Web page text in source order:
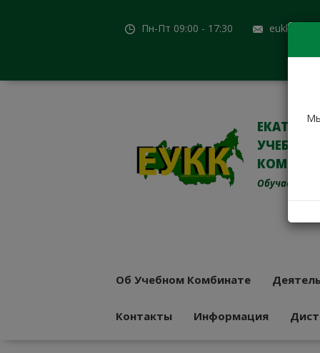
Пн-Пт 09:00 - 17:30
УЧЕБНО-
Обучаем с
Об Учебном Комбинате
Контакты Информация